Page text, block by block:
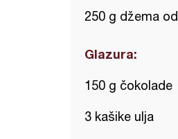
250 g džema
Glazura:
150 g čokolade
3 kašike ulja